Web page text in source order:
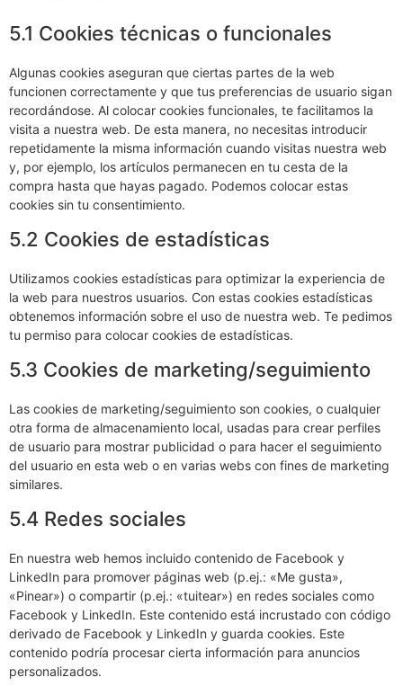
5.1 Cookies técnicas o funcionales
Algunas cookies aseguran que ciertas partes de la web
funcionen correctamente y que tus preferencias de usuario sigan
recordándose. Al colocar cookies funcionales, te facilitamos la
visita a nuestra web. De esta manera, no necesitas introducir
repetidamente la misma información cuando visitas nuestra web
y, por ejemplo, los artículos permanecen en tu cesta de la
compra hasta que hayas pagado. Podemos colocar estas
cookies sin tu consentimiento.
5.2 Cookies de estadísticas
Utilizamos cookies estadísticas para optimizar la experiencia de
la web para nuestros usuarios. Con estas cookies estadísticas
obtenemos información sobre el uso de nuestra web. Te pedimos
tu permiso para colocar cookies de estadísticas.
5.3 Cookies de marketing/seguimiento
Las cookies de marketing/seguimiento son cookies, o cualquier
otra forma de almacenamiento local, usadas para crear perfiles
de usuario para mostrar publicidad o para hacer el seguimiento
del usuario en esta web o en varias webs con fines de marketing
similares.
5.4 Redes sociales
En nuestra web hemos incluido contenido de Facebook y
LinkedIn para promover páginas web (p.ej.: «Me gusta»,
«Pinear») o compartir (p.ej.: «tuitear») en redes sociales como
Facebook y LinkedIn. Este contenido está incrustado con código
derivado de Facebook y LinkedIn y guarda cookies. Este
contenido podría procesar cierta información para anuncios
personalizados.